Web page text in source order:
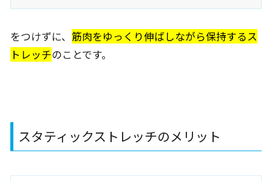
をつけずに、 筋肉をゆっくり伸ばしながら保持するス
トレッチのことです。
スタティックストレッチのメリット